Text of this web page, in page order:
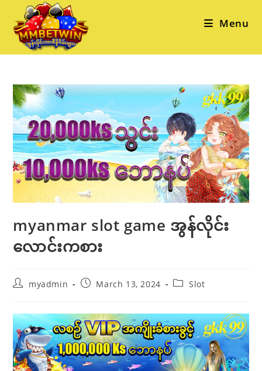
content
Menu
myanmar slot game အွန်လိုင်း
လောင်းကစား
Postmyadmin
PostMarch 13, 2024
PostSlot